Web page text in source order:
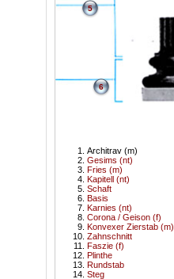
Architrav (m)
Gesims (nt)
Fries (m)
Kapitell (nt)
Schaft
5
Basis
6
Karnies (nt)
Corona / Geison (f)
Konvexer Zierstab (m)
Zahnschnitt
Faszie (f)
Plinthe
Rundstab
Steg